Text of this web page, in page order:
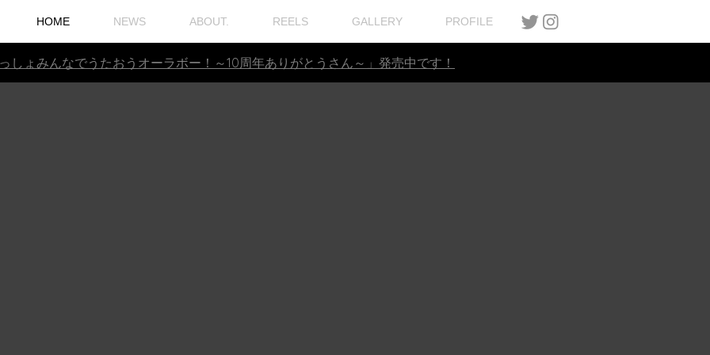
HOME NEWS ABOUT. REELS GALLERY PROFILE
しょみんなでうたおうオーラボー！～10周年ありがとうさん～」発売中です！